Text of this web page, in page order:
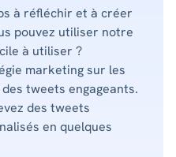
à réfléchir et à créer
pouvez utiliser notre
à utiliser ?
marketing sur les
tweets engageants.
des tweets
en quelques